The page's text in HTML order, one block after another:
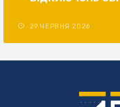
29 ЧЕРВНЯ 2026